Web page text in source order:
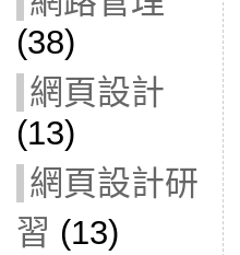
(38)
網頁設計
(13)
網頁設計研
習 (13)